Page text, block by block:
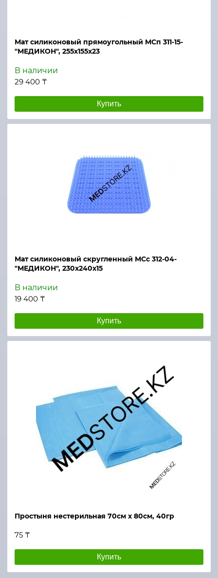
Мат силиконовый прямоугольный МСп 311-15-
"МЕДИКОН", 255х155х23
В наличии
29 400 ₸
Купить
Мат силиконовый скругленный МСс 312-04-
"МЕДИКОН", 230х240х15
В наличии
19 400 ₸
Купить
Простыня нестерильная 70см х 80см, 40гр
75 ₸
Купить